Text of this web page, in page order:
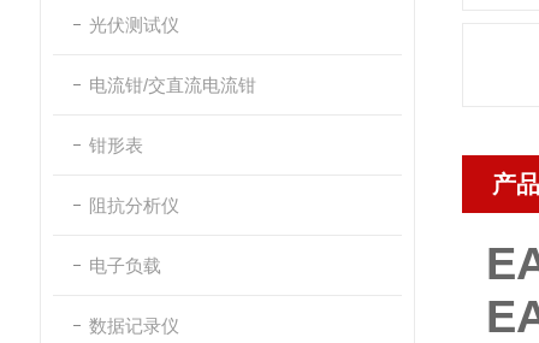
光伏测试仪
电流钳/交直流电流钳
钳形表
阻抗分析仪
电子负载
数据记录仪
产